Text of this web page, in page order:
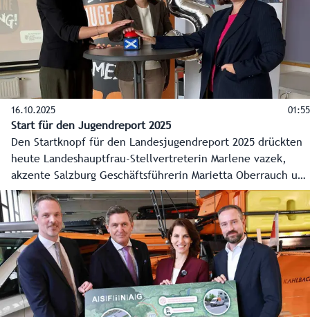
Schuljahr. Und der mittlerweile 20. Lehrling des Monats
wurde diese Woche auch gekürt: Florian Jakober. Er
absolviert bei der Firma Tichy in Zell am See eine Lehre als
Glasbautechniker.
16.10.2025 01:55
Start für den Jugendreport 2025
Den Startknopf für den Landesjugendreport 2025 drückten
heute Landeshauptfrau-Stellvertreterin Marlene vazek,
akzente Salzburg Geschäftsführerin Marietta Oberrauch und
Projektleiterin Daniela Wallinger. Die anonyme Umfrage ist
offen für alle zwischen zwölf und 20 Jahren und ein
Kompass für die Arbeit des Landes im Jugendbereich.